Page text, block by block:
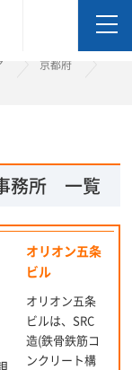
京都府
務所 一覧
オリオン五条
ビル
オリオン五条
ビルは、SRC
造(鉄骨鉄筋コ
ンクリート構